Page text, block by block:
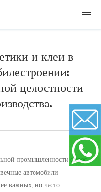
и клеи в
целостности
промышленности спрос
автомобили
важных, но часто
Email